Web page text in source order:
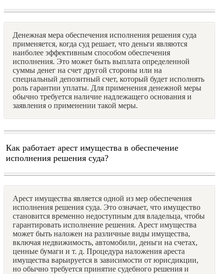
Денежная мера обеспечения исполнения решения суда
применяется, когда суд решает, что деньги являются
наиболее эффективным способом обеспечения
исполнения. Это может быть выплата определенной
суммы денег на счет другой стороны или на
специальный депозитный счет, который будет исполнять
роль гарантии уплаты. Для применения денежной меры
обычно требуется наличие надлежащего основания и
заявления о применении такой меры.
Как работает арест имущества в обеспечение
исполнения решения суда?
Арест имущества является одной из мер обеспечения
исполнения решения суда. Это означает, что имущество
становится временно недоступным для владельца, чтобы
гарантировать исполнение решения. Арест имущества
может быть наложен на различные виды имущества,
включая недвижимость, автомобили, деньги на счетах,
ценные бумаги и т. д. Процедура наложения ареста
имущества варьируется в зависимости от юрисдикции,
но обычно требуется принятие судебного решения и